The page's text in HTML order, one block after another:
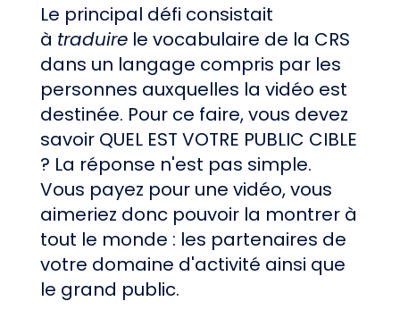
Le principal défi consistait
à traduire le vocabulaire de la CRS
dans un langage compris par les
personnes auxquelles la vidéo est
destinée. Pour ce faire, vous devez
savoir QUEL EST VOTRE PUBLIC CIBLE
? La réponse n'est pas simple.
Vous payez pour une vidéo, vous
aimeriez donc pouvoir la montrer à
tout le monde : les partenaires de
votre domaine d'activité ainsi que
le grand public.